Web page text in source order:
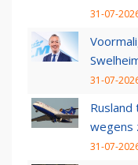
31-07-
31-07-
wegens
31-07-